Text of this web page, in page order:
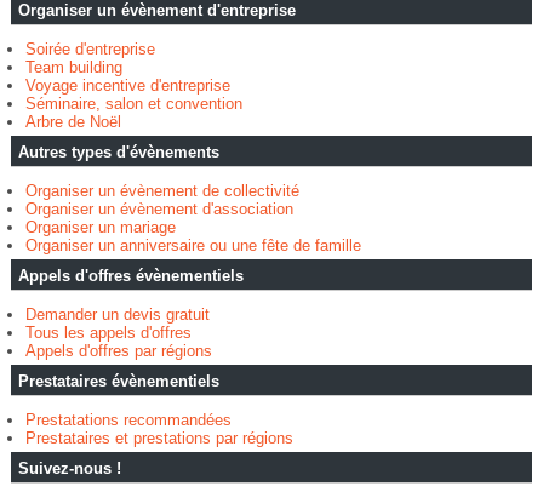
Organiser un évènement d'entreprise
Soirée d'entreprise
Team building
Voyage incentive d'entreprise
Séminaire, salon et convention
Arbre de Noël
Autres types d'évènements
Organiser un évènement de collectivité
Organiser un évènement d'association
Organiser un mariage
Organiser un anniversaire ou une fête de famille
Appels d'offres évènementiels
Demander un devis gratuit
Tous les appels d'offres
Appels d'offres par régions
Prestataires évènementiels
Prestatations recommandées
Prestataires et prestations par régions
Suivez-nous !